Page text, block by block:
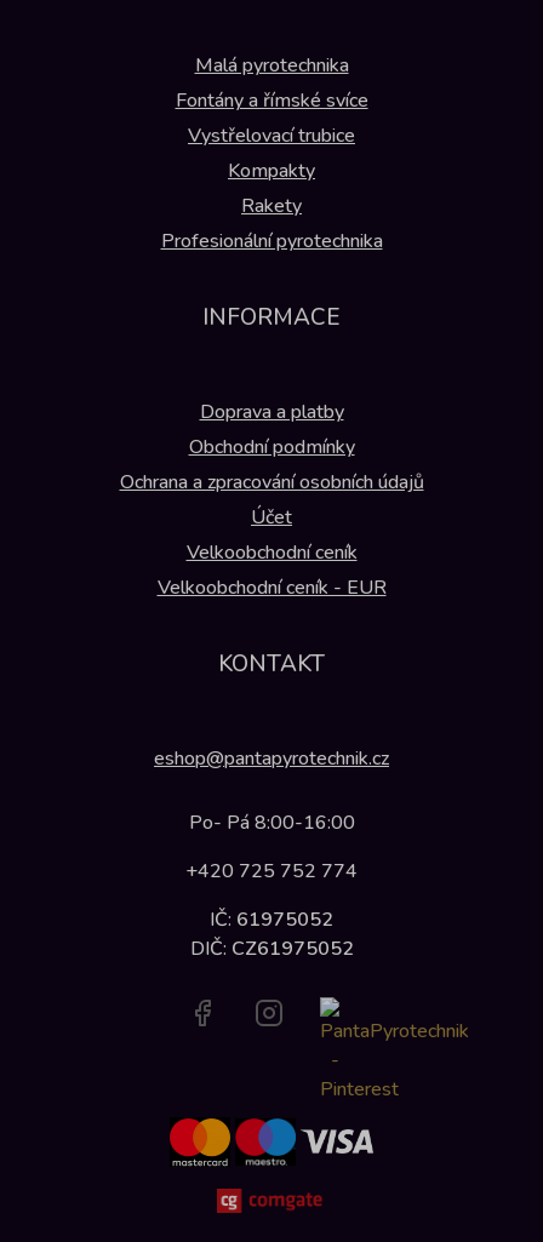
Malá pyrotechnika
Fontány a římské svíce
Vystřelovací trubice
Kompakty
Rakety
Profesionální pyrotechnika
INFORMACE
Doprava a platby
Obchodní podmínky
Ochrana a zpracování osobních údajů
Účet
Velkoobchodní ceník
Velkoobchodní ceník - EUR
KONTAKT
eshop@pantapyrotechnik.cz
Po- Pá 8:00-16:00
+420 725 752 774
IČ: 61975052
DIČ: CZ61975052